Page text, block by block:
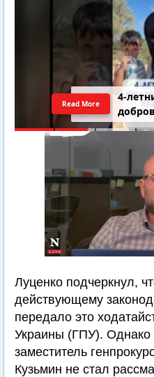
4-
Read More
Луценко подчеркнул,
действующему
передало это
Украины (ГПУ). Однако
заместитель
Кузьмин не стал